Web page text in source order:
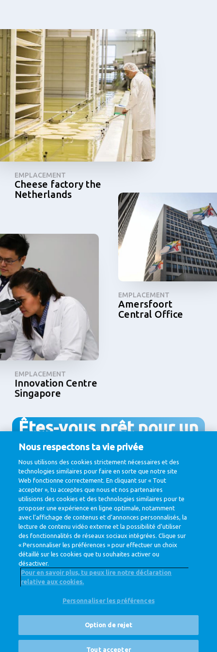
EMPLACEMENT
Cheese factory the
Netherlands
EMPLACEMENT
Amersfoort
Central Office
EMPLACEMENT
Innovation Centre
Singapore
Êtes-vous prêt pour un
#JobThatMatters?
Voir tous les postes vacants
Corporate Site
Nous respectons ta vie privée
Nous utilisons des cookies strictement nécessaires et des
technologies similaires pour faire en sorte que notre site
Web fonctionne correctement. En cliquant sur « Tout
accepter », tu acceptes que nous et nos partenaires
utilisions des cookies et des technologies similaires pour te
proposer une expérience en ligne optimale, notamment
avec l’affichage de contenus et d’annonces personnalisés, la
lecture de contenu vidéo externe et la possibilité d’utiliser
des fonctionnalités de réseaux sociaux intégrées. Clique sur
« Personnaliser les préférences » pour effectuer un choix
détaillé sur les cookies que tu souhaites activer ou
désactiver.
Pour en savoir plus, tu peux lire notre déclaration
relative aux cookies.
Personnaliser les préférences
Option de rejet
Tout accepter